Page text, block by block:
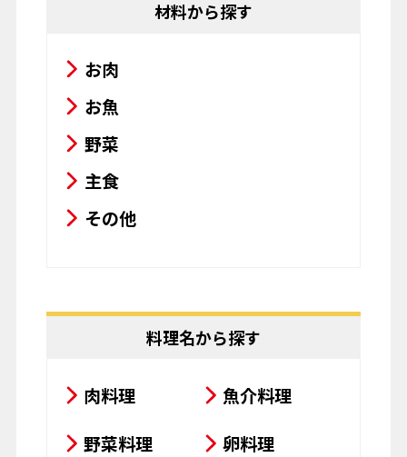
材料から探す
お肉
お魚
野菜
主食
その他
料理名から探す
肉料理
魚介料理
野菜料理
卵料理